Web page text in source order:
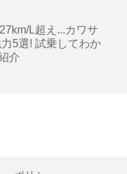
L超え...カワサ
5選! 試乗してわか
介